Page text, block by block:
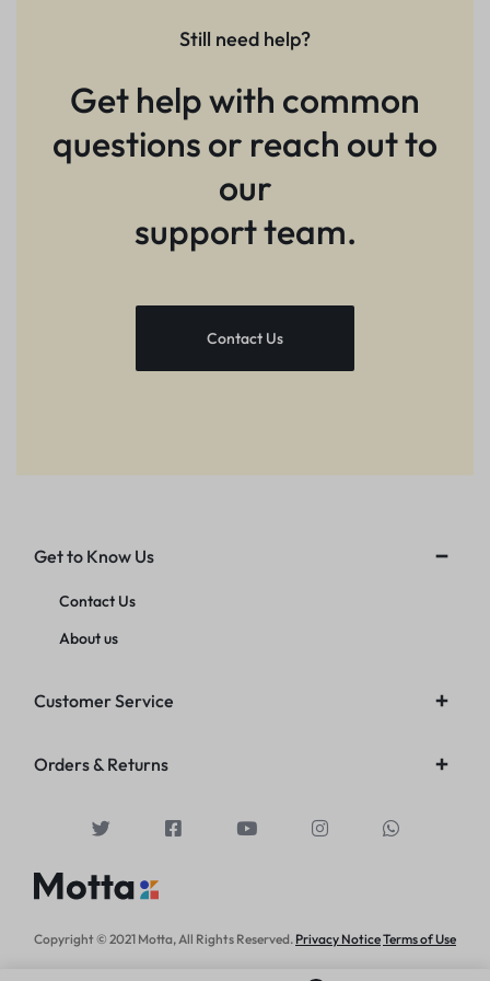
Still need help?
Get help with common
questions or reach out to
our
support team.
Contact Us
Get to Know Us
Contact Us
About us
Customer Service
Orders & Returns
Copyright © 2021 Motta, All Rights Reserved. Privacy NoticeTerms of Use